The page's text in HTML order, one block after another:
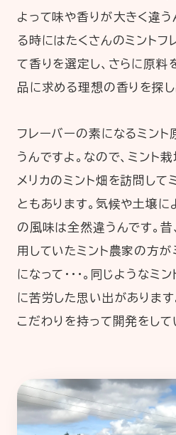
よって味や香りが大きく違
る時にはたくさんのミント
て香りを選定し、さらに原料
品に求める理想の香りを探し
フレーバーの素になるミン
うんですよ。なので、ミント
メリカのミント畑を訪問して
ともあります。気候や土壌に
の風味は全然違うんです。
用していたミント農家の方が
になって・・・。同じようなミ
に苦労した思い出があります
こだわりを持って開発をして